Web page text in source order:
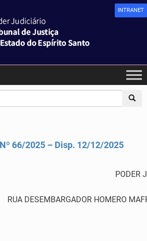
INTRANET
Nº 66/2025 – Disp. 12/12/2025
PODER
RUA DESEMBARGADOR HOMERO